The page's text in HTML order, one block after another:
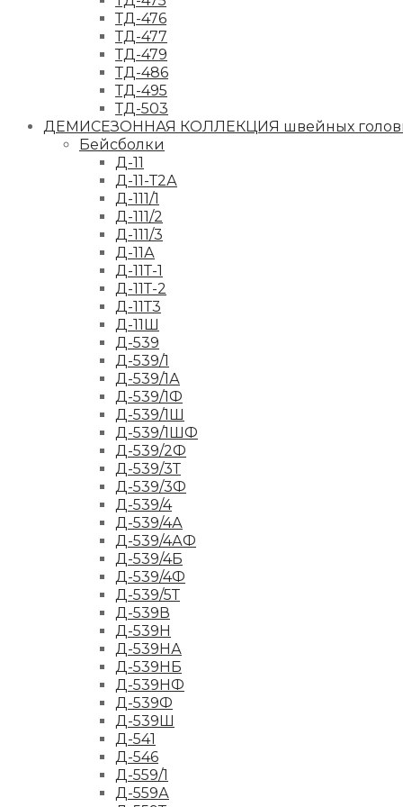
ТД-476
ТД-477
ТД-479
ТД-486
ТД-495
ТД-503
ДЕМИСЕЗОННАЯ КОЛЛЕКЦИЯ швейных
Бейсболки
Д-11
Д-11-Т2А
Д-111/1
Д-111/2
Д-111/3
Д-11А
Д-11Т-1
Д-11Т-2
Д-11Т3
Д-11Ш
Д-539
Д-539/1
Д-539/1А
Д-539/1Ф
Д-539/1Ш
Д-539/1ШФ
Д-539/2Ф
Д-539/3Т
Д-539/3Ф
Д-539/4
Д-539/4А
Д-539/4АФ
Д-539/4Б
Д-539/4Ф
Д-539/5Т
Д-539В
Д-539Н
Д-539НА
Д-539НБ
Д-539НФ
Д-539Ф
Д-539Ш
Д-541
Д-546
Д-559/1
Д-559А